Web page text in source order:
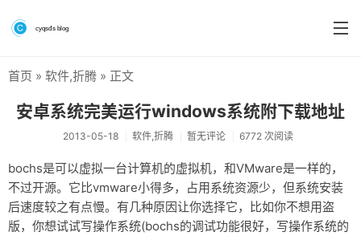
硬件测评
软件
首页 » 软件,折腾 » 正文
安卓系统完美运行windows系统附下载地址
2013-05-18 软件, 折腾 暂无评论 6772 次阅读
bochs是可以虚拟一台计算机的虚拟机，和VMware是一样的，
不过开源。它比vmware小得多，占用系统资源少，但系统安装
后速度较之有点慢。有几种原因让你选择它，比如你不想用盗
版，你想试试写操作系统(bochs的调试功能很好，写操作系统的